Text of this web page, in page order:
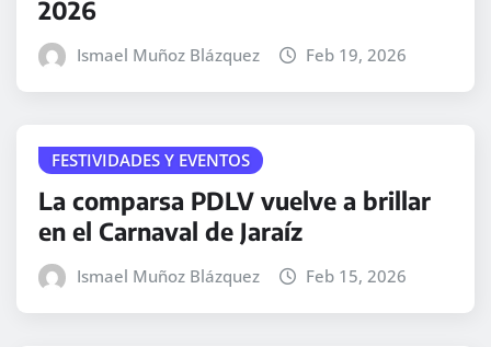
2026
Ismael Muñoz Blázquez Feb 19, 2026
FESTIVIDADES Y EVENTOS
La comparsa PDLV vuelve a brillar
en el Carnaval de Jaraíz
Ismael Muñoz Blázquez Feb 15, 2026